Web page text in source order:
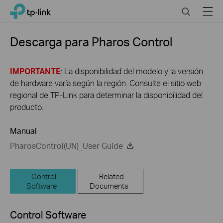
Click
navigation
TP-Link, Reliably Smart SearchMenu
Descarga para Pharos Control
IMPORTANTE: La disponibilidad del modelo y la versión
de hardware varía según la región. Consulte el sitio web
regional de TP-Link para determinar la disponibilidad del
producto.
Manual
PharosControl(UN)_User Guide
Control
Software
Related
Documents
Control Software